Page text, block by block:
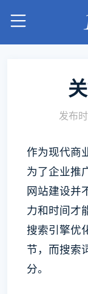
发布
作为现代商
为了企业推
网站建设并
力和时间才
搜索引擎优
节，而搜索
分。